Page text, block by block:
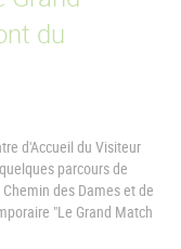
du
d'Accueil du Visiteur
parcours de
des Dames et de
"Le Grand Match